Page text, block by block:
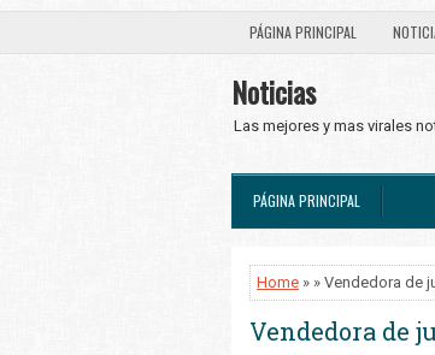
PÁGINA PRINCIPAL
Noticias
Las mejores y mas virales
PÁGINA PRINCIPAL
Home » » Vendedora de
Vendedora de